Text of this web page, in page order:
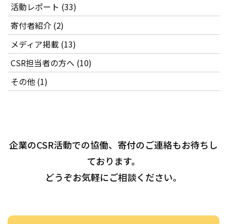
活動レポート (33)
寄付者紹介 (2)
メディア掲載 (13)
CSR担当者の方へ (10)
その他 (1)
企業のCSR活動での協働、寄付のご連絡もお待ちし
ております。
どうぞお気軽にご相談ください。